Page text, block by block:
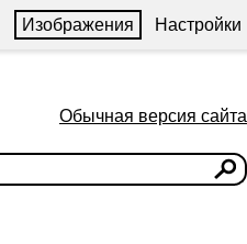
Изображения Настройки
Обычная версия сайта